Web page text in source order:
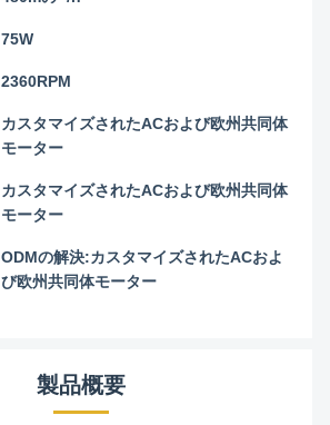
75W
2360RPM
カスタマイズされたACおよび欧州共同体
モーター
カスタマイズされたACおよび欧州共同体
モーター
ODMの解決:カスタマイズされたACおよ
び欧州共同体モーター
製品概要